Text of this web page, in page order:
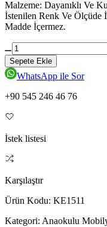
Malzeme: Dayanıklı Ve
İstenilen Renk Ve Ölçüde
Madde İçermez.
Sepete Ekle
WhatsApp ile Sor
+90 545 246 46 76
İstek listesi
Karşılaştır
Ürün Kodu: KE1511
Kategori: Anaokulu